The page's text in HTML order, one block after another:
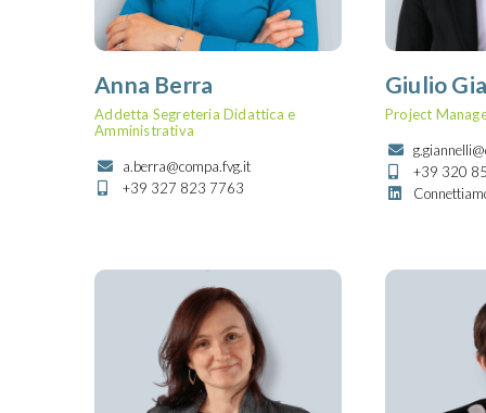
Anna Berra
Addetta Segreteria Didattica e
Amministrativa
a.berra@compa.fvg.it
+39 327 823 7763
Giulio
Project
+39 320